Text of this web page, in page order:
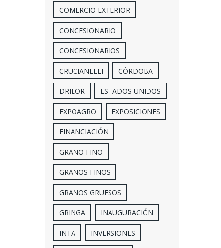
COMERCIO EXTERIOR
CONCESIONARIO
CONCESIONARIOS
CRUCIANELLI CÓRDOBA
DRILOR ESTADOS UNIDOS
EXPOAGRO EXPOSICIONES
FINANCIACIÓN
GRANO FINO
GRANOS FINOS
GRANOS GRUESOS
GRINGA INAUGURACIÓN
INTA INVERSIONES